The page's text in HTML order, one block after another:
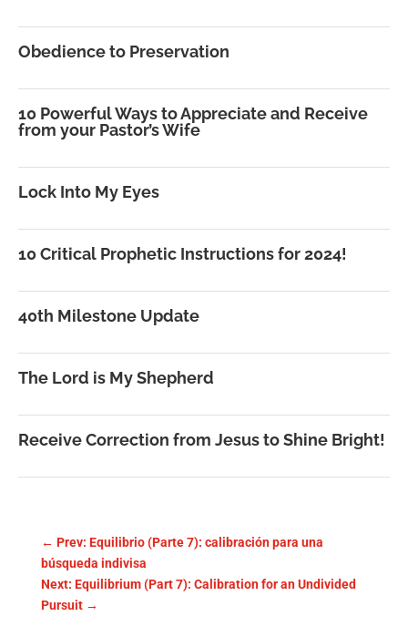
Obedience to Preservation
10 Powerful Ways to Appreciate and Receive
from your Pastor’s Wife
Lock Into My Eyes
10 Critical Prophetic Instructions for 2024!
40th Milestone Update
The Lord is My Shepherd
Receive Correction from Jesus to Shine Bright!
← Prev: Equilibrio (Parte 7): calibración para una
búsqueda indivisa
Next: Equilibrium (Part 7): Calibration for an Undivided
Pursuit→